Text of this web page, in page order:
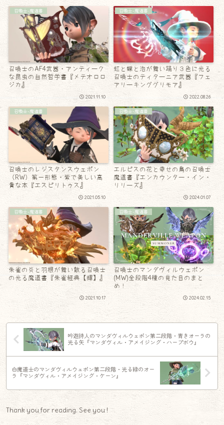
召喚士-魔道書
召喚士のAF4武器・アンティーク
な昆虫の自然哲学書『メテオロロ
ジカ』
2021.11.10
召喚士-魔道書
虹と蝶と泡が舞い踊り３色に光る
召喚士のティターニア武器『フェ
アリーキンググリモア』
2022.08.26
召喚士-魔道書
召喚士のレジスタンスウェポン
（RW）第一形態・紫で美しい高
貴な本『エスピリトゥス』
2021.05.10
召喚士-魔道書
エルピスの花と幸せの鳥の召喚士
魔道書『エンカウンター・イン・
リリーズ』
2024.01.07
召喚士-魔道書
朱雀の炎と羽根が舞い散る召喚士
の光る魔道書『朱雀経典【輝】』
2021.10.17
召喚士-魔道書
召喚士のマンダヴィルウェポン
(MW)全段階4種の見た目のまと
め！
2024.02.15
吟遊詩人のマンダヴィルウェポン第二段階・青きオーラの
光る矢『マンダヴィル・アメイジング・ハープボウ』
白魔道士のマンダヴィルウェポン第二段階・光る緑のオー
ラ『マンダヴィル・アメイジング・ケーン』
Thank you for reading. See you !